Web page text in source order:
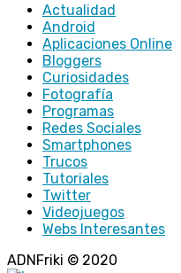
Actualidad
Android
Aplicaciones Online
Bloggers
Curiosidades
Fotografía
Programas
Redes Sociales
Smartphones
Trucos
Tutoriales
Twitter
Videojuegos
Webs Interesantes
ADNFriki © 2020